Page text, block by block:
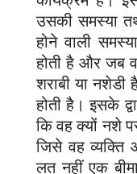
उसकी समस्या
होने वाली
होती है और जब
शराबी या
होती है। इसके
कि वह क्यों नशे
जिसे वह
लत नहीं एक